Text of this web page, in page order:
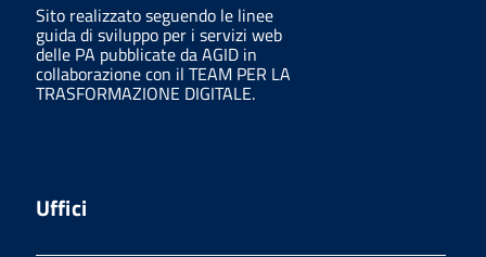
Sito realizzato seguendo le linee
guida di sviluppo per i servizi web
delle PA pubblicate da AGID in
collaborazione con il TEAM PER LA
TRASFORMAZIONE DIGITALE.
Uffici